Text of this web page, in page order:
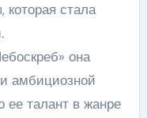
стала
она
амбициозной
ее талант в жанре